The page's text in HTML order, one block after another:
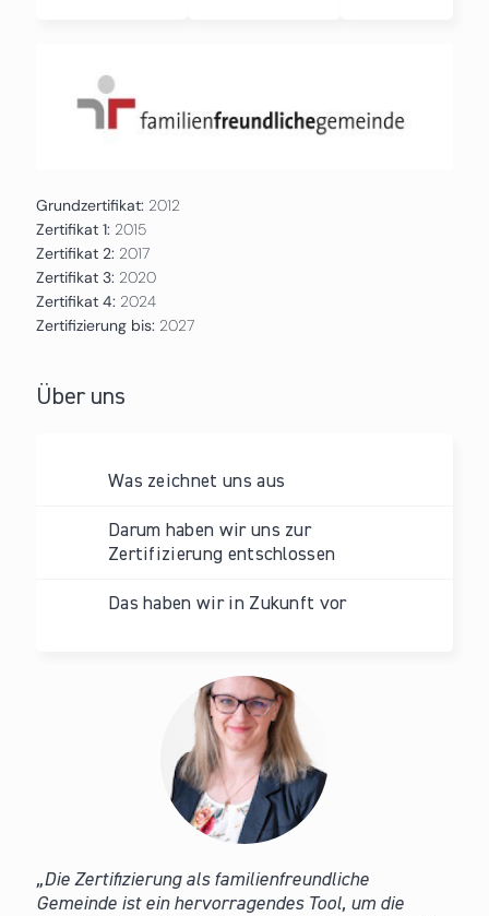
Grundzertifikat: 2012
Zertifikat 1: 2015
Zertifikat 2: 2017
Zertifikat 3: 2020
Zertifikat 4: 2024
Zertifizierung bis: 2027
Über uns
Was zeichnet uns aus
Darum haben wir uns zur
Zertifizierung entschlossen
Das haben wir in Zukunft vor
Die Zertifizierung als familienfreundliche
Gemeinde ist ein hervorragendes Tool, um die